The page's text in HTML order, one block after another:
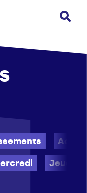
Actu
Jeudi